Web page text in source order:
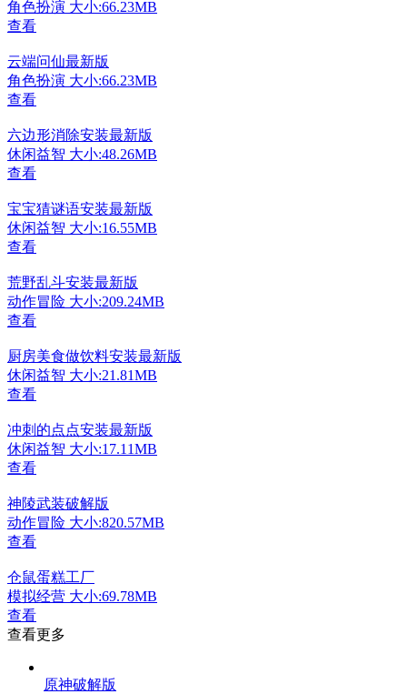
角色扮演 大小:66.23MB
查看
云端问仙最新版
角色扮演 大小:66.23MB
查看
六边形消除安装最新版
休闲益智 大小:48.26MB
查看
宝宝猜谜语安装最新版
休闲益智 大小:16.55MB
查看
荒野乱斗安装最新版
动作冒险 大小:209.24MB
查看
厨房美食做饮料安装最新版
休闲益智 大小:21.81MB
查看
冲刺的点点安装最新版
休闲益智 大小:17.11MB
查看
神陵武装破解版
动作冒险 大小:820.57MB
查看
仓鼠蛋糕工厂
模拟经营 大小:69.78MB
查看
查看更多
原神破解版